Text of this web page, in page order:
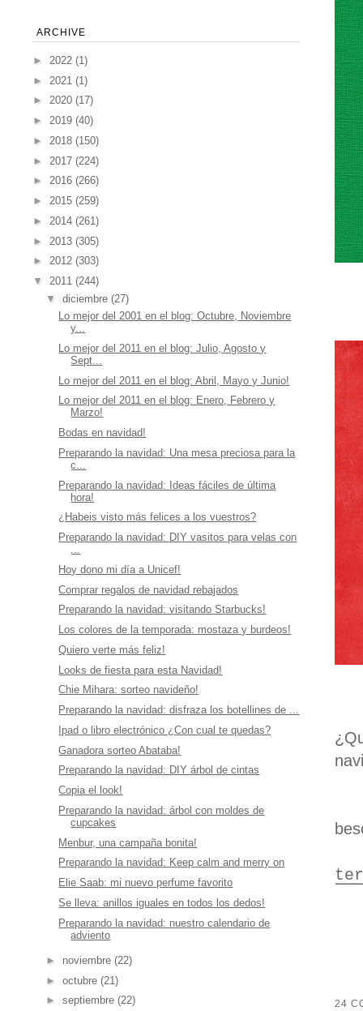
24
ARCHIVE
► 2022 (1)
► 2021 (1)
► 2020 (17)
► 2019 (40)
► 2018 (150)
► 2017 (224)
► 2016 (266)
► 2015 (259)
► 2014 (261)
► 2013 (305)
► 2012 (303)
▼ 2011 (244)
▼ diciembre (27)
Lo mejor del 2001 en el blog: Octubre, Noviembre
y...
Lo mejor del 2011 en el blog: Julio, Agosto y
Sept...
Lo mejor del 2011 en el blog: Abril, Mayo y Junio!
Lo mejor del 2011 en el blog: Enero, Febrero y
Marzo!
Bodas en navidad!
Preparando la navidad: Una mesa preciosa para la
c...
Preparando la navidad: Ideas fáciles de última
hora!
¿Habeis visto más felices a los vuestros?
Preparando la navidad: DIY vasitos para velas con
...
Hoy dono mi día a Unicef!
Comprar regalos de navidad rebajados
Preparando la navidad: visitando Starbucks!
Los colores de la temporada: mostaza y burdeos!
Quiero verte más feliz!
Looks de fiesta para esta Navidad!
Chie Mihara: sorteo navideño!
Preparando la navidad: disfraza los botellines de ...
Ipad o libro electrónico ¿Con cual te quedas?
Ganadora sorteo Abataba!
Preparando la navidad: DIY árbol de cintas
Copia el look!
Preparando la navidad: árbol con moldes de
cupcakes
Menbur, una campaña bonita!
Preparando la navidad: Keep calm and merry on
Elie Saab: mi nuevo perfume favorito
Se lleva: anillos iguales en todos los dedos!
Preparando la navidad: nuestro calendario de
adviento
► noviembre (22)
► octubre (21)
► septiembre (22)